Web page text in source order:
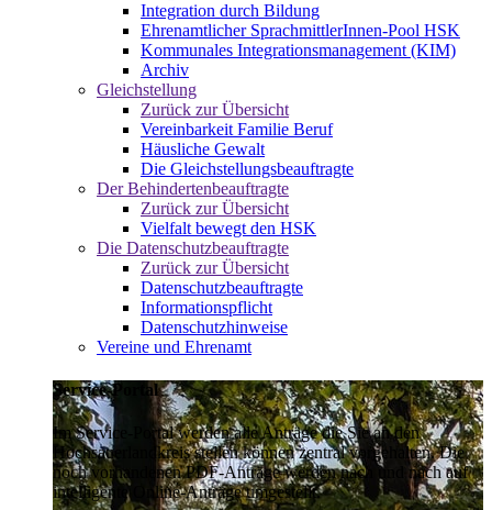
Integration durch Bildung
Ehrenamtlicher SprachmittlerInnen-Pool HSK
Kommunales Integrationsmanagement (KIM)
Archiv
Gleichstellung
Zurück zur Übersicht
Vereinbarkeit Familie Beruf
Häusliche Gewalt
Die Gleichstellungsbeauftragte
Der Behindertenbeauftragte
Zurück zur Übersicht
Vielfalt bewegt den HSK
Die Datenschutzbeauftragte
Zurück zur Übersicht
Datenschutzbeauftragte
Informationspflicht
Datenschutzhinweise
Vereine und Ehrenamt
Service-Portal
Im Service-Portal werden alle Anträge die Sie an den
Hochsauerlandkreis stellen können zentral vorgehalten. Die
noch vorhandenen PDF-Anträge werden nach und nach auf
intelligente Online-Anträge umgestellt.